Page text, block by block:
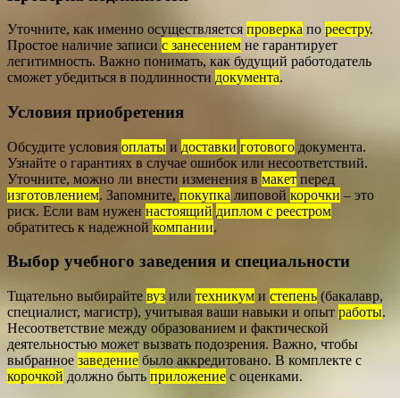
Уточните, как именно осуществляется проверка по реестру.
Простое наличие записи с занесением не гарантирует
легитимность. Важно понимать, как будущий работодатель
сможет убедиться в подлинности документа.
Условия приобретения
Обсудите условия оплаты и доставки готового документа.
Узнайте о гарантиях в случае ошибок или несоответствий.
Уточните, можно ли внести изменения в макет перед
изготовлением. Запомните, покупка липовой корочки – это
риск. Если вам нужен настоящий диплом с реестром
обратитесь к надежной компании.
Выбор учебного заведения и специальности
Тщательно выбирайте вуз или техникум и степень (бакалавр,
специалист, магистр), учитывая ваши навыки и опыт работы.
Несоответствие между образованием и фактической
деятельностью может вызвать подозрения. Важно, чтобы
выбранное заведение было аккредитовано. В комплекте с
корочкой должно быть приложение с оценками.